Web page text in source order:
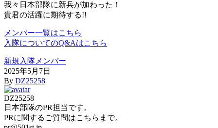
我々日本部隊に新兵が加わった！
貴君の活躍に期待する!!
メンバー一覧はこちら
入隊についてのQ&Aはこちら
新規入隊メンバー
2025年5月7日
By DZ25258
DZ25258
日本部隊のPR担当です。
PRに関するご質問はこちらまで。